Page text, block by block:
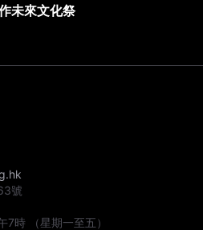
未來文化祭
號
7時 （星期一至五）